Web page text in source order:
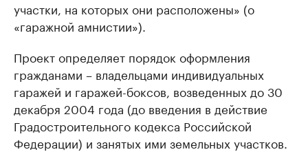
участки, на которых они расположены» (о
«гаражной амнистии»).
Проект определяет порядок оформления
гражданами – владельцами индивидуальных
гаражей и гаражей-боксов, возведенных до 30
декабря 2004 года (до введения в действие
Градостроительного кодекса Российской
Федерации) и занятых ими земельных участков.